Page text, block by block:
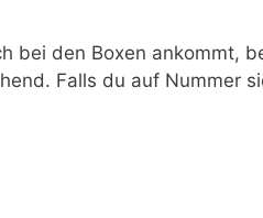
bei den Boxen ankommt,
Falls du auf Nummer